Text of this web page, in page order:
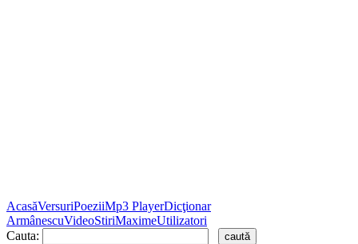
AcasăVersuriPoeziiMp3 PlayerDicţionar
ArmânescuVideoStiriMaximeUtilizatori
Cauta: